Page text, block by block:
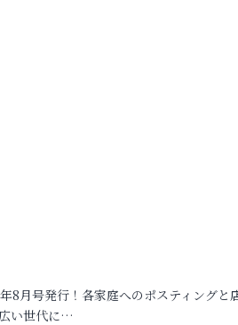
8月号発行！各家庭へのポスティングと
い世代に…